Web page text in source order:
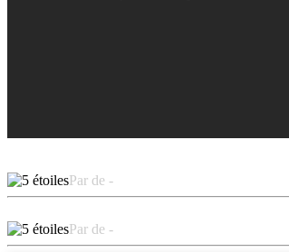
Par de -
Par de -